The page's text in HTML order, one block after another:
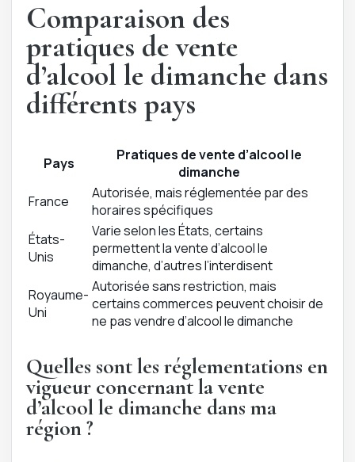
Comparaison des
pratiques de vente
d’alcool le dimanche dans
différents pays
Pays
Pratiques de vente d’alcool le
dimanche
France
Autorisée, mais réglementée par des
horaires spécifiques
États-
Unis
Varie selon les États, certains
permettent la vente d’alcool le
dimanche, d’autres l’interdisent
Royaume-
Uni
Autorisée sans restriction, mais
certains commerces peuvent choisir de
ne pas vendre d’alcool le dimanche
Quelles sont les réglementations en
vigueur concernant la vente
d’alcool le dimanche dans ma
région ?